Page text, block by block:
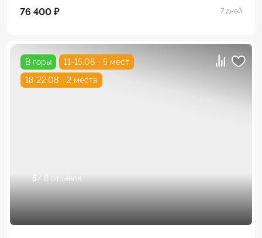
76 400 ₽ 7 дней
В горы
11-15.08 - 5 мест
18-22.08 - 2 места
5/ 8 отзывов